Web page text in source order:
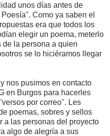
unos días antes de
Como ya saben el
era que todos los
elegir un poema, meterlo
de la persona a quien
se lo hiciéramos llegar
nos pusimos en contacto
en Burgos para hacerles
por correo". Les
poemas, sobres y sellos
a las personas del proyecto
algo de alegría a sus